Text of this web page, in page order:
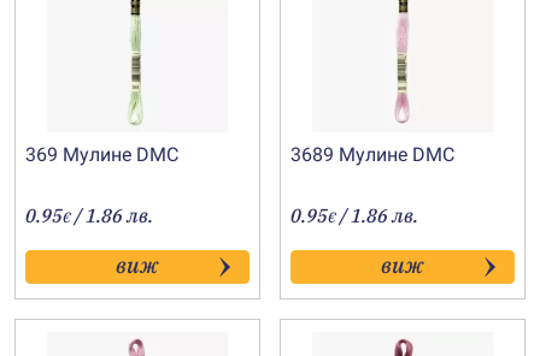
369 Мулине DMC
0.95€ / 1.86 лв.
виж
3689 Мулине DMC
0.95€ / 1.86 лв.
виж